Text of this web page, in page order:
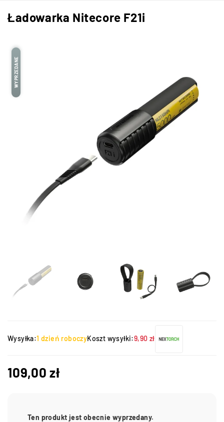
Ładowarka Nitecore F21i
WYPRZEDANE
Wysyłka:1 dzień roboczyKoszt wysyłki:9,90 zł
109,00zł
Ten produkt jest obecnie wyprzedany.